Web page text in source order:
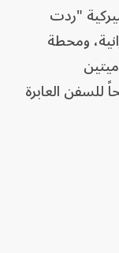
"ردت
ومحطة
للسفن العابرة